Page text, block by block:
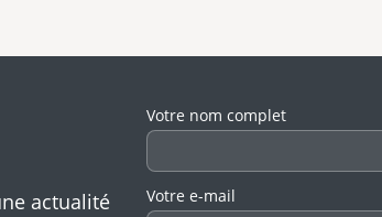
actualité
Veuillez laisser ce champ vide.
Votre nom complet
Votre e-mail